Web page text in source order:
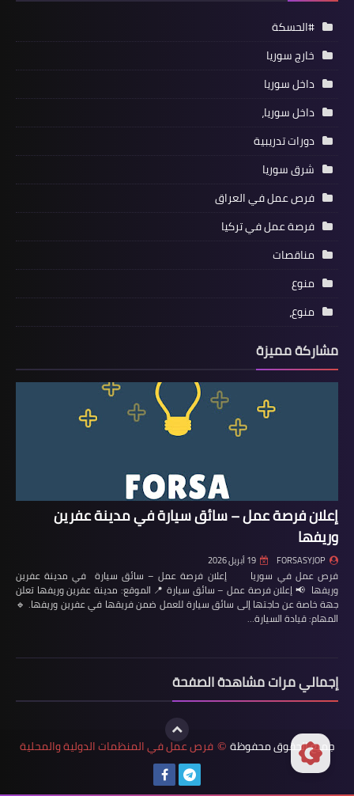
#الحسكة
خارج سوريا
داخل سوريا
داخل سوريا،
دورات تدريبية
شرق سوريا
فرص عمل في العراق
فرصة عمل في تركيا
مناقصات
منوع
منوع،
مشاركة مميزة
إعلان فرصة عمل – سائق سيارة في مدينة عفرين
وريفها
FORSASYJOP 19 أبريل 2026
فرص عمل في سوريا إعلان فرصة عمل – سائق سيارة في مدينة عفرين
وريفها 📢 إعلان فرصة عمل – سائق سيارة 📍 الموقع: مدينة عفرين وريفها تعلن
جهة خاصة عن حاجتها إلى سائق سيارة للعمل ضمن فريقها في عفرين وريفها. 🔹
المهام: قيادة السيارة…
إجمالي مرات مشاهدة الصفحة
جميع الحقوق محفوظة © فرص عمل في المنظمات الدولية والمحلية